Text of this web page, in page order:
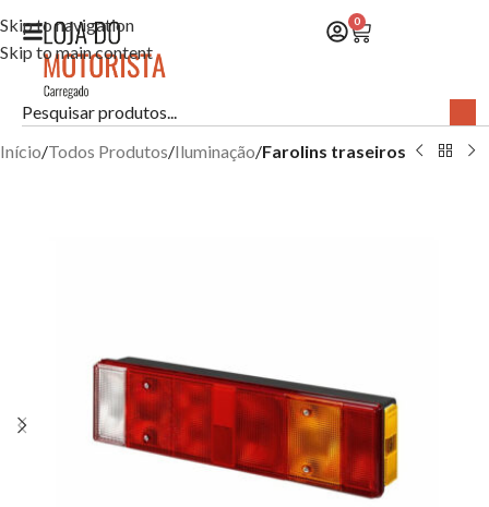
Skip to navigation
Skip to main content
0
Início Todos Produtos Iluminação Farolins traseiros